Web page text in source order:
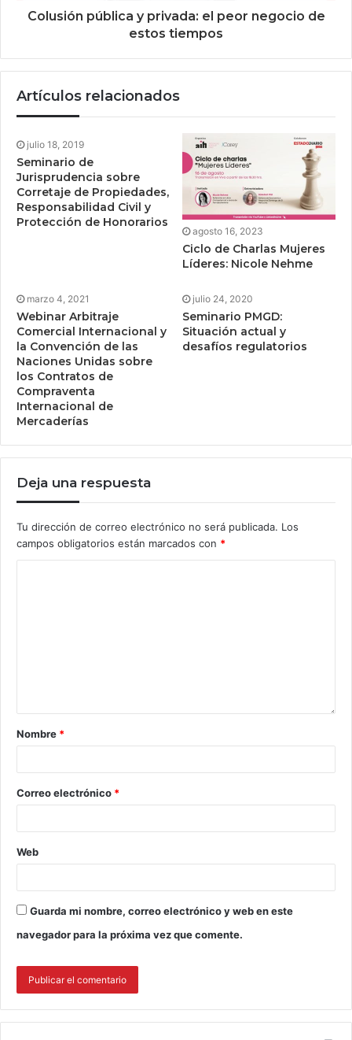
Colusión pública y privada: el peor negocio de
estos tiempos
Artículos relacionados
julio 18, 2019
Seminario de
Jurisprudencia sobre
Corretaje de Propiedades,
Responsabilidad Civil y
Protección de Honorarios
agosto 16, 2023
Ciclo de Charlas Mujeres
Líderes: Nicole Nehme
marzo 4, 2021
Webinar Arbitraje
Comercial Internacional y
la Convención de las
Naciones Unidas sobre
los Contratos de
Compraventa
Internacional de
Mercaderías
julio 24, 2020
Seminario PMGD:
Situación actual y
desafíos regulatorios
Deja una respuesta
Tu dirección de correo electrónico no será publicada. Los
campos obligatorios están marcados con *
Nombre *
Correo electrónico *
Web
Guarda mi nombre, correo electrónico y web en este
navegador para la próxima vez que comente.